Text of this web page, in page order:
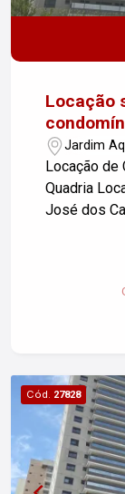
Locação
Jardim
Locação de
Quadria Localização: Condomínio Royal Park, São
José dos Campos/SP
segurança
Cód. 27828